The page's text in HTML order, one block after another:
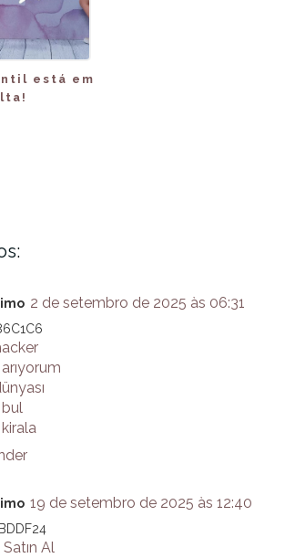
está em
2 de setembro de 2025 às 06:31
19 de setembro de 2025 às 12:40
Al